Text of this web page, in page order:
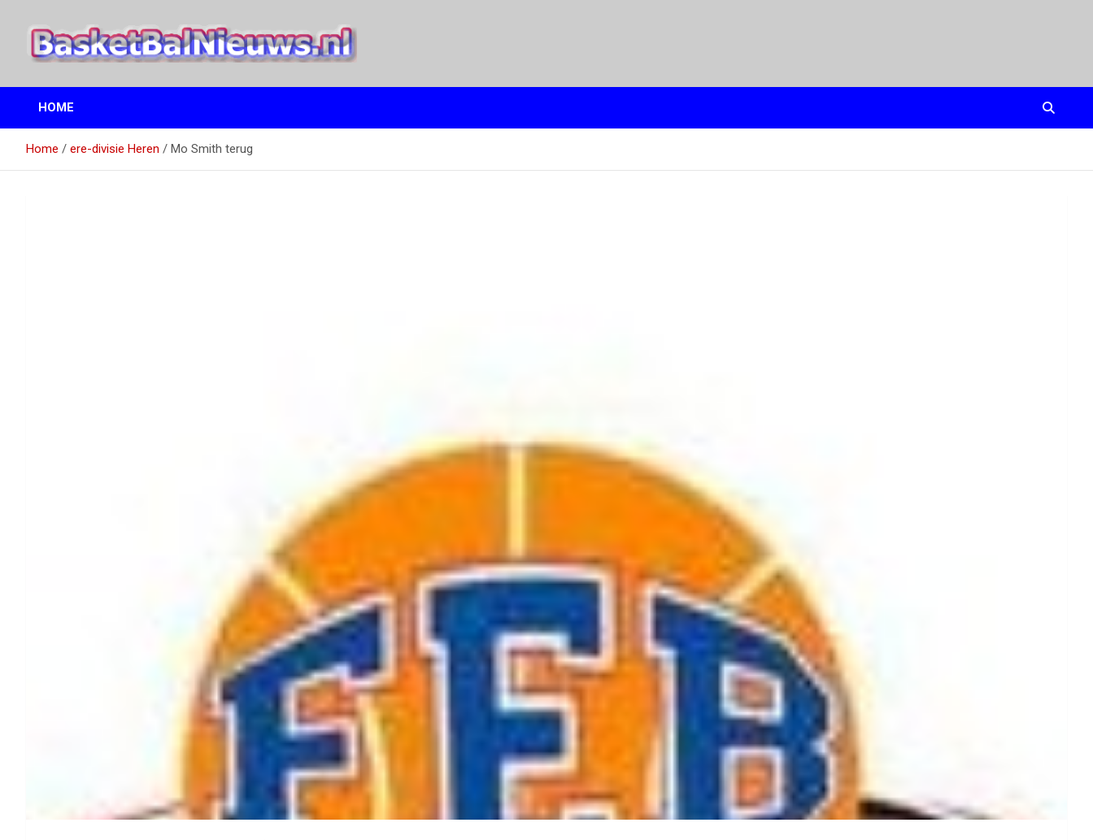
inhoud
BasketBalNieuws.nl
Etten
HOME
Home ere-divisie Heren Mo Smith terug